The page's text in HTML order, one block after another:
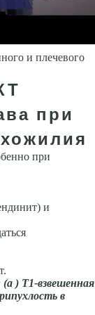
и плечевого
при
при
и
(a ) Т1-взвешенная
в